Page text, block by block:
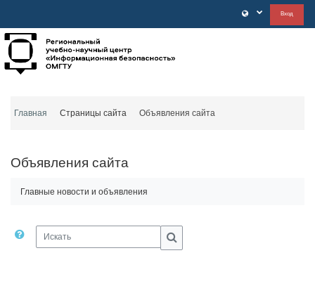
Вход
Главная Страницы сайта Объявления сайта
Объявления сайта
Главные новости и объявления
Искать
Искать